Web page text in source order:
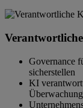
Governance
sicherstellen
KI